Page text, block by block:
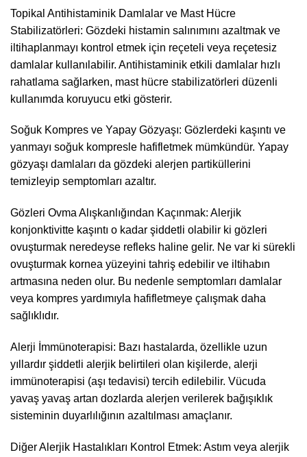
Topikal Antihistaminik Damlalar ve Mast Hücre
Stabilizatörleri: Gözdeki histamin salınımını azaltmak ve
iltihaplanmayı kontrol etmek için reçeteli veya reçetesiz
damlalar kullanılabilir. Antihistaminik etkili damlalar hızlı
rahatlama sağlarken, mast hücre stabilizatörleri düzenli
kullanımda koruyucu etki gösterir.
Soğuk Kompres ve Yapay Gözyaşı: Gözlerdeki kaşıntı ve
yanmayı soğuk kompresle hafifletmek mümkündür. Yapay
gözyaşı damlaları da gözdeki alerjen partiküllerini
temizleyip semptomları azaltır.
Gözleri Ovma Alışkanlığından Kaçınmak: Alerjik
konjonktivitte kaşıntı o kadar şiddetli olabilir ki gözleri
ovuşturmak neredeyse refleks haline gelir. Ne var ki sürekli
ovuşturmak kornea yüzeyini tahriş edebilir ve iltihabın
artmasına neden olur. Bu nedenle semptomları damlalar
veya kompres yardımıyla hafifletmeye çalışmak daha
sağlıklıdır.
Alerji İmmünoterapisi: Bazı hastalarda, özellikle uzun
yıllardır şiddetli alerjik belirtileri olan kişilerde, alerji
immünoterapisi (aşı tedavisi) tercih edilebilir. Vücuda
yavaş yavaş artan dozlarda alerjen verilerek bağışıklık
sisteminin duyarlılığının azaltılması amaçlanır.
Diğer Alerjik Hastalıkları Kontrol Etmek: Astım veya alerjik